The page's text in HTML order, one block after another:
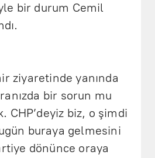
bir durum Cemil
ziyaretinde yanında
bir sorun mu
CHP’deyiz biz, o şimdi
buraya gelmesini
dönünce oraya